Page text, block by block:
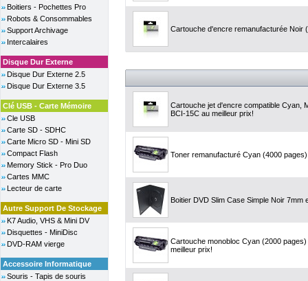
Boitiers - Pochettes Pro
Robots & Consommables
Support Archivage
Intercalaires
Disque Dur Externe
Disque Dur Externe 2.5
Disque Dur Externe 3.5
Clé USB - Carte Mémoire
Cle USB
Carte SD - SDHC
Carte Micro SD - Mini SD
Compact Flash
Memory Stick - Pro Duo
Cartes MMC
Lecteur de carte
Autre Support De Stockage
K7 Audio, VHS & Mini DV
Disquettes - MiniDisc
DVD-RAM vierge
Accessoire Informatique
Souris - Tapis de souris
Cartouche d'encre remanufacturée Noir
Cartouche jet d'encre compatible Cyan,
BCI-15C au meilleur prix!
Toner remanufacturé Cyan (4000
Boitier DVD Slim Case Simple Noir 7mm
Cartouche monobloc Cyan (2000
meilleur prix!